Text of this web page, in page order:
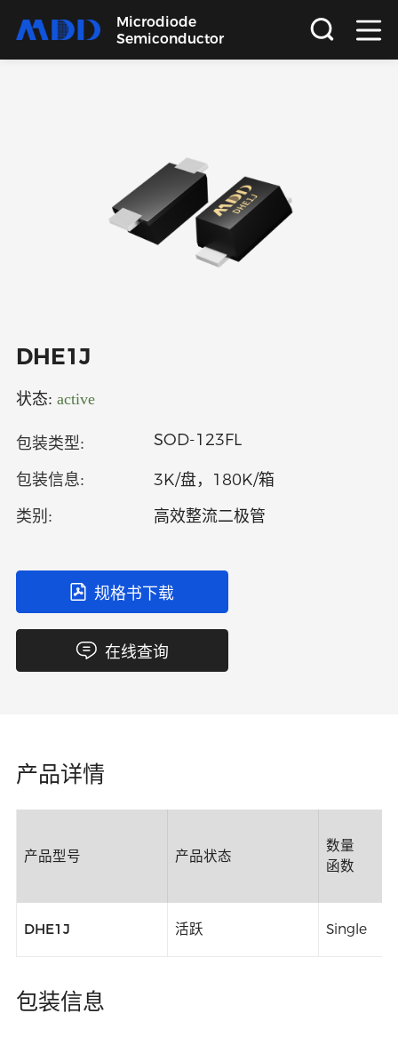
Microdiode
Semiconductor
关于
语言
DHE1J
状态: active
包装类型: SOD-123FL
包装信息: 3K/盘，180K/箱
类别: 高效整流二极管
规格书下载
在线查询
产品详情
产品型号 产品状态
数量
函数
DHE1J 活跃 Single
包装信息